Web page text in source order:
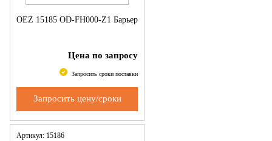
OEZ 15185 OD-FH000-Z1 Барьер
Цена по запросу
Запросить сроки поставки
Запросить цену/сроки
Артикул: 15186